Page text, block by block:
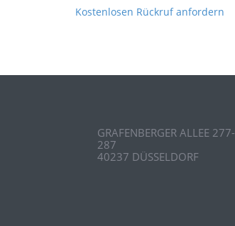
Kostenlosen Rückruf anfordern
GRAFENBERGER ALLEE 277-
287
40237 DÜSSELDORF